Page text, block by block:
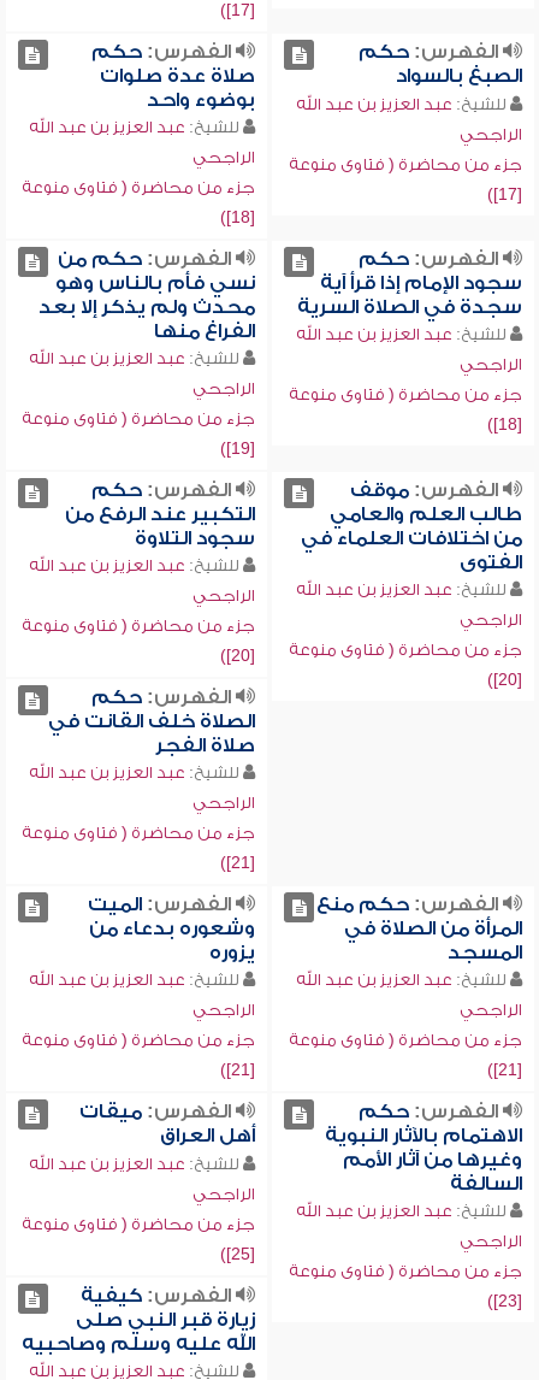
[17])
الفهرس:حكم
الصبغ بالسواد
للشيخ: عبد العزيز بن عبد الله
الراجحي
جزء من محاضرة ( فتاوى منوعة
[17])
الفهرس:حكم
صلاة عدة صلوات
بوضوء واحد
للشيخ: عبد العزيز بن عبد الله
الراجحي
جزء من محاضرة ( فتاوى منوعة
[18])
الفهرس:حكم
سجود الإمام إذا قرأ آية
سجدة في الصلاة السرية
للشيخ: عبد العزيز بن عبد الله
الراجحي
جزء من محاضرة ( فتاوى منوعة
[18])
الفهرس:حكم من
نسي فأم بالناس وهو
محدث ولم يذكر إلا بعد
الفراغ منها
للشيخ: عبد العزيز بن عبد الله
الراجحي
جزء من محاضرة ( فتاوى منوعة
[19])
الفهرس:موقف
طالب العلم والعامي
من اختلافات العلماء في
الفتوى
للشيخ: عبد العزيز بن عبد الله
الراجحي
جزء من محاضرة ( فتاوى منوعة
[20])
الفهرس:حكم
التكبير عند الرفع من
سجود التلاوة
للشيخ: عبد العزيز بن عبد الله
الراجحي
جزء من محاضرة ( فتاوى منوعة
[20])
الفهرس:حكم
الصلاة خلف القانت في
صلاة الفجر
للشيخ: عبد العزيز بن عبد الله
الراجحي
جزء من محاضرة ( فتاوى منوعة
[21])
الفهرس:حكم منع
المرأة من الصلاة في
المسجد
للشيخ: عبد العزيز بن عبد الله
الراجحي
جزء من محاضرة ( فتاوى منوعة
[21])
الفهرس:الميت
وشعوره بدعاء من
يزوره
للشيخ: عبد العزيز بن عبد الله
الراجحي
جزء من محاضرة ( فتاوى منوعة
[21])
الفهرس:حكم
الاهتمام بالآثار النبوية
وغيرها من آثار الأمم
السالفة
للشيخ: عبد العزيز بن عبد الله
الراجحي
جزء من محاضرة ( فتاوى منوعة
[23])
الفهرس:ميقات
أهل العراق
للشيخ: عبد العزيز بن عبد الله
الراجحي
جزء من محاضرة ( فتاوى منوعة
[25])
الفهرس:كيفية
زيارة قبر النبي صلى
الله عليه وسلم وصاحبيه
للشيخ: عبد العزيز بن عبد الله